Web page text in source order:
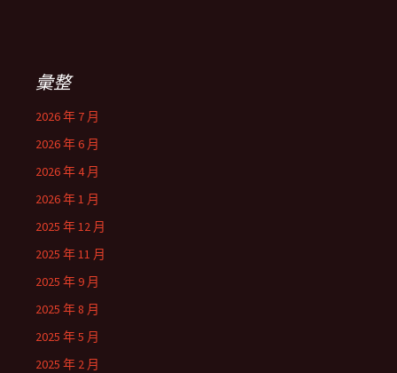
彙整
2026 年 7 月
2026 年 6 月
2026 年 4 月
2026 年 1 月
2025 年 12 月
2025 年 11 月
2025 年 9 月
2025 年 8 月
2025 年 5 月
2025 年 2 月